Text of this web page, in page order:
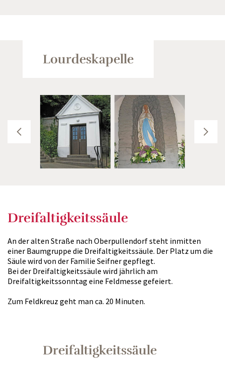
Lourdeskapelle
Dreifaltigkeitssäule
An der alten Straße nach Oberpullendorf steht inmitten
einer Baumgruppe die Dreifaltigkeitssäule. Der Platz um die
Säule wird von der Familie Seifner gepflegt.
Bei der Dreifaltigkeitssäule wird jährlich am
Dreifaltigkeitssonntag eine Feldmesse gefeiert.
Zum Feldkreuz geht man ca. 20 Minuten.
Dreifaltigkeitssäule